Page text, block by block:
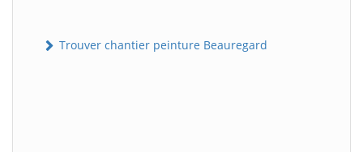
Trouver chantier peinture Beauregard